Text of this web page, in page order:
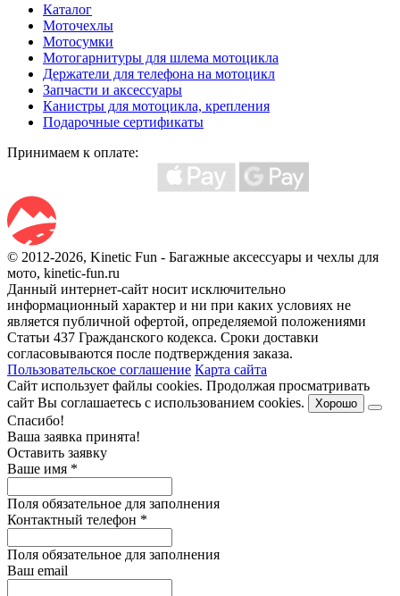
Каталог
Моточехлы
Мотосумки
Мотогарнитуры для шлема мотоцикла
Держатели для телефона на мотоцикл
Запчасти и аксессуары
Канистры для мотоцикла, крепления
Подарочные сертификаты
Принимаем к оплате:
© 2012-2026, Kinetic Fun - Багажные аксессуары и чехлы для
мото, kinetic-fun.ru
Данный интернет-сайт носит исключительно
информационный характер и ни при каких условиях не
является публичной офертой, определяемой положениями
Статьи 437 Гражданского кодекса. Сроки доставки
согласовываются после подтверждения заказа.
Пользовательское соглашение Карта сайта
Сайт использует файлы cookies. Продолжая просматривать
сайт Вы соглашаетесь с использованием cookies.
Хорошо
Спасибо!
Ваша заявка принята!
Оставить заявку
Ваше имя *
Поля обязательное для заполнения
Контактный телефон *
Поля обязательное для заполнения
Ваш email